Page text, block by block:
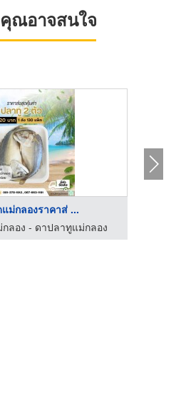
ณอาจสนใจ
ม่กลองราคาส่ ...
ลอง - ดาปลาทูแม่กลอง